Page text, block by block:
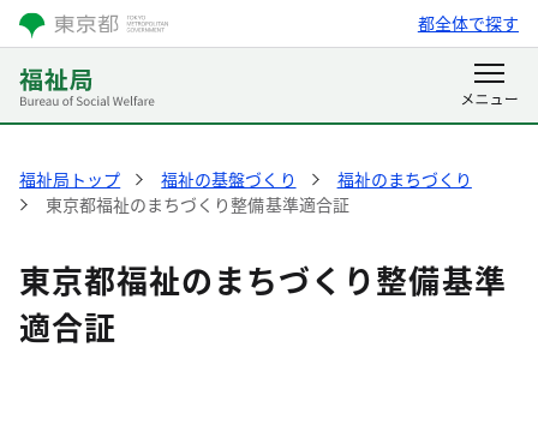
都全体で探す
福祉局トップ 福祉の基盤づくり
福祉のまちづくり
東京都福祉のまちづくり整備基準適合証
東京都福祉のまちづくり整備基準
適合証